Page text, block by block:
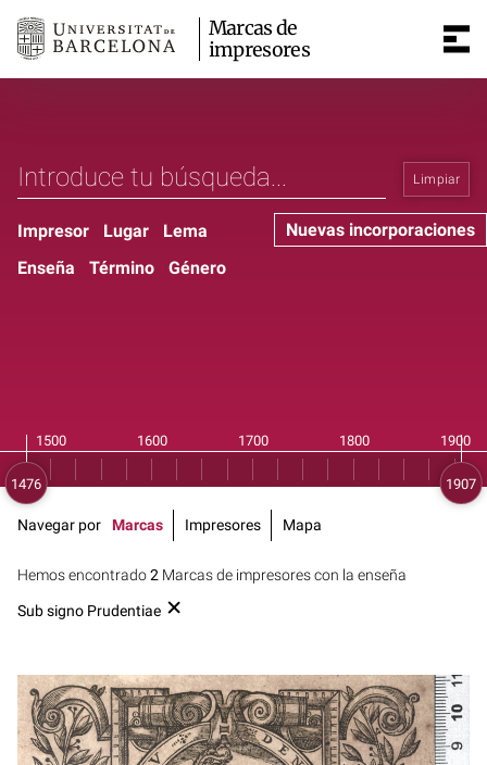
Marcas de
impresores
Limpiar
Nuevas incorporaciones
Impresor Lugar
Lema
Enseña
Término Género
Hemos encontrado2 Marcas de impresores con la enseña
Sub signo Prudentiae
Navegar por Marcas Impresores Mapa